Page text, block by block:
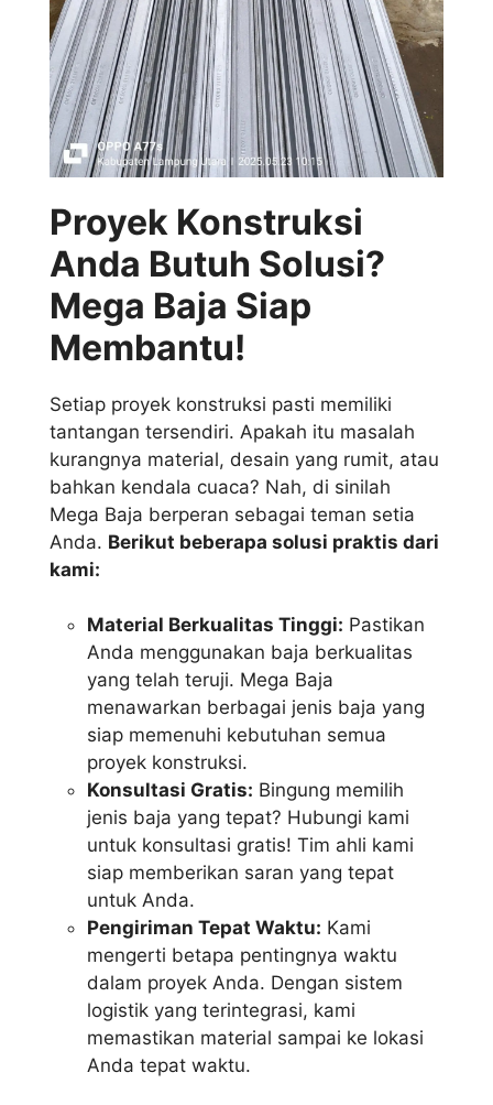
Proyek Konstruksi
Anda Butuh Solusi?
Mega Baja Siap
Membantu!
Setiap proyek konstruksi pasti memiliki
tantangan tersendiri. Apakah itu masalah
kurangnya material, desain yang rumit, atau
bahkan kendala cuaca? Nah, di sinilah
Mega Baja berperan sebagai teman setia
Anda. Berikut beberapa solusi praktis dari
kami:
Material Berkualitas Tinggi: Pastikan
Anda menggunakan baja berkualitas
yang telah teruji. Mega Baja
menawarkan berbagai jenis baja yang
siap memenuhi kebutuhan semua
proyek konstruksi.
Konsultasi Gratis: Bingung memilih
jenis baja yang tepat? Hubungi kami
untuk konsultasi gratis! Tim ahli kami
siap memberikan saran yang tepat
untuk Anda.
Pengiriman Tepat Waktu: Kami
mengerti betapa pentingnya waktu
dalam proyek Anda. Dengan sistem
logistik yang terintegrasi, kami
memastikan material sampai ke lokasi
Anda tepat waktu.